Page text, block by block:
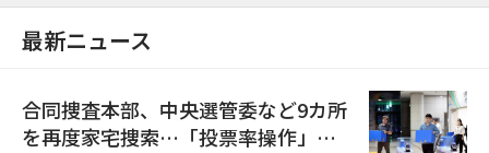
最新ニュース
合同捜査本部、中央選管委など9カ所
を再度家宅捜索…「投票率操作」の